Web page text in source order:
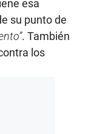
esa
su punto de
. También
los